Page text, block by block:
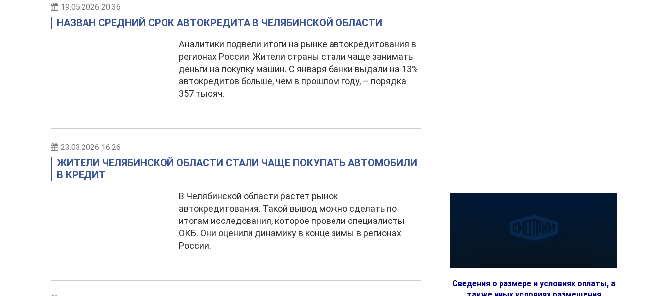
19.05.2026 20:36
НАЗВАН СРЕДНИЙ СРОК АВТОКРЕДИТА В ЧЕЛЯБИНСКОЙ ОБЛАСТИ
Аналитики подвели итоги на рынке автокредитования в
регионах России. Жители страны стали чаще занимать
деньги на покупку машин. С января банки выдали на 13%
автокредитов больше, чем в прошлом году, – порядка
357 тысяч.
23.03.2026 16:26
ЖИТЕЛИ ЧЕЛЯБИНСКОЙ ОБЛАСТИ СТАЛИ ЧАЩЕ ПОКУПАТЬ АВТОМОБИЛИ
В КРЕДИТ
В Челябинской области растет рынок
автокредитования. Такой вывод можно сделать по
итогам исследования, которое провели специалисты
ОКБ. Они оценили динамику в конце зимы в регионах
России.
Сведения о размере и условиях оплаты, а